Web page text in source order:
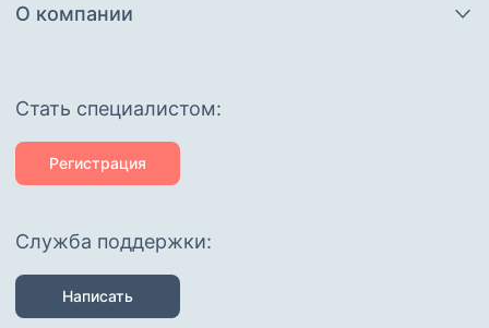
О компании
Cтать специалистом:
Регистрация
Служба поддержки:
Написать